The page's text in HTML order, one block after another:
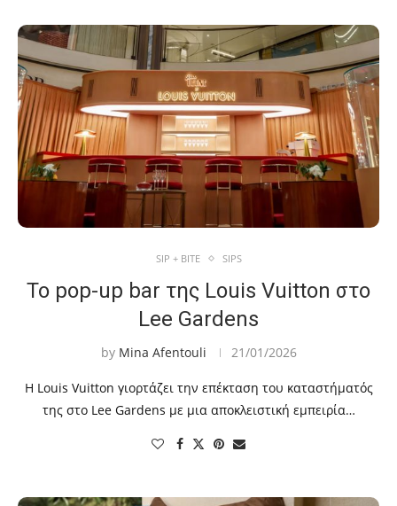
SIP + BITE SIPS
To pop-up bar της Louis Vuitton στο
Lee Gardens
by Mina Afentouli 21/01/2026
Η Louis Vuitton γιορτάζει την επέκταση του καταστήματός
της στο Lee Gardens με μια αποκλειστική εμπειρία…